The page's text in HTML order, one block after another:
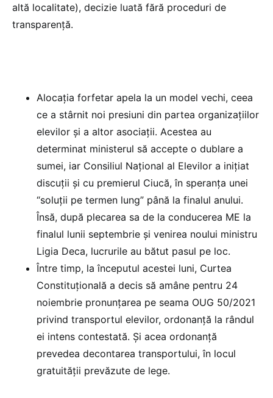
altă localitate), decizie luată fără proceduri de
transparență.
Alocația forfetar apela la un model vechi, ceea
ce a stârnit noi presiuni din partea organizațiilor
elevilor și a altor asociații. Acestea au
determinat ministerul să accepte o dublare a
sumei, iar Consiliul Național al Elevilor a inițiat
discuții și cu premierul Ciucă, în speranța unei
“soluții pe termen lung” până la finalul anului.
Însă, după plecarea sa de la conducerea ME la
finalul lunii septembrie și venirea noului ministru
Ligia Deca, lucrurile au bătut pasul pe loc.
Între timp, la începutul acestei luni, Curtea
Constituțională a decis să amâne pentru 24
noiembrie pronunțarea pe seama OUG 50/2021
privind transportul elevilor, ordonanță la rândul
ei intens contestată. Și acea ordonanță
prevedea decontarea transportului, în locul
gratuității prevăzute de lege.